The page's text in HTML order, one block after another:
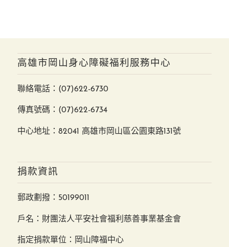
高雄市岡山身心障礙福利服務中心
聯絡電話： (07)622-6730
傳真號碼：(07)622-6734
中心地址：82041 高雄市岡山區公園東路131號
捐款資訊
郵政劃撥：50199011
戶名：財團法人平安社會福利慈善事業基金會
指定捐款單位：岡山障福中心